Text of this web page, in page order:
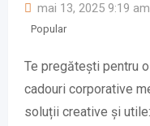
mai 13, 2025 9:19 am
Popular
Te pregătești pentru
cadouri corporative
soluții creative și